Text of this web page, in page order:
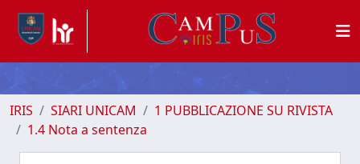
IRIS SIARI UNICAM
1 PUBBLICAZIONE SU RIVISTA
1.4 Nota a sentenza